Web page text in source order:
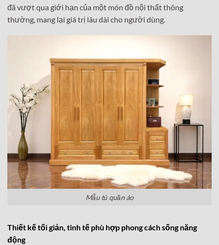
đã vượt qua giới hạn của một món đồ nội thất thông
thường, mang lại giá trị lâu dài cho người dùng.
Mẫu tủ quần áo
Thiết kế tối giản, tinh tế phù hợp phong cách sống năng
động